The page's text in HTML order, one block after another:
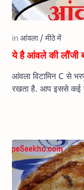
ये है आंवले की लौंजी
आंवला विटामिन C से
रखता है. आप इससे कई